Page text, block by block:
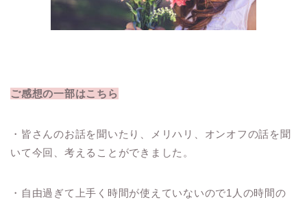
ご感想の一部はこちら
・皆さんのお話を聞いたり、メリハリ、オンオフの話を聞
いて今回、考えることができました。
・自由過ぎて上手く時間が使えていないので1人の時間の